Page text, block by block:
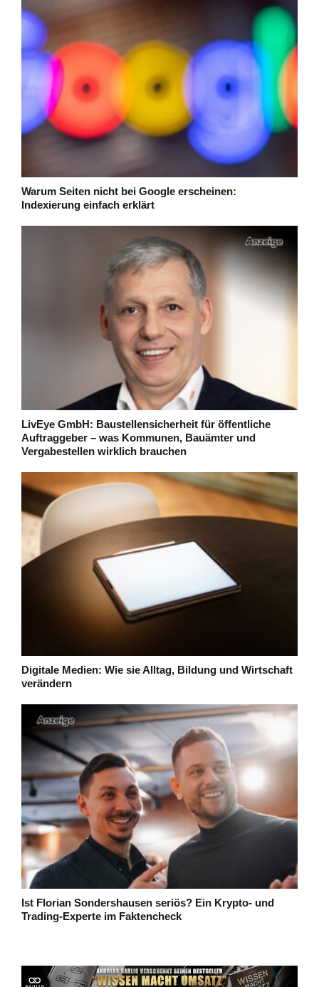
Warum Seiten nicht bei Google erscheinen:
Indexierung einfach erklärt
LivEye GmbH: Baustellensicherheit für öffentliche
Auftraggeber – was Kommunen, Bauämter und
Vergabestellen wirklich brauchen
Digitale Medien: Wie sie Alltag, Bildung und Wirtschaft
verändern
Ist Florian Sondershausen seriös? Ein Krypto- und
Trading-Experte im Faktencheck